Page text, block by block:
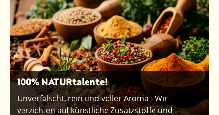
100% NATURtalente!
Unverfälscht, rein und voller Aroma - Wir
verzichten auf künstliche Zusatzstoffe und